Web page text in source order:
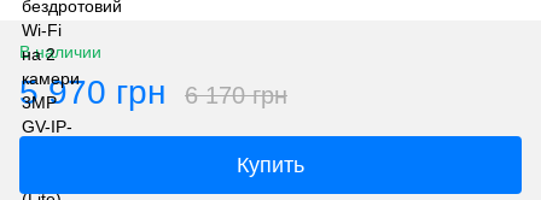
В наличии
5 970 грн 6 170 грн
Купить